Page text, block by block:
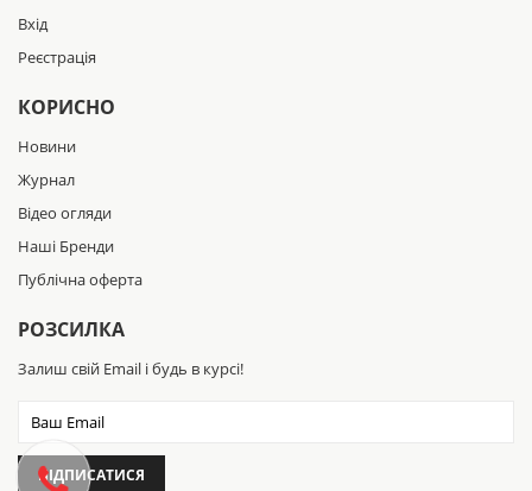
Вхід
Реєстрація
КОРИСНО
Новини
Журнал
Відео огляди
Наші Бренди
Публічна оферта
РОЗСИЛКА
Залиш свій Email і будь в курсі!
ПІДПИСАТИСЯ